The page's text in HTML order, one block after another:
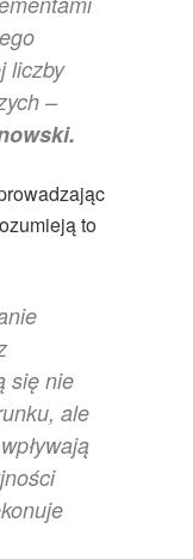
liczby
–
to
się nie
ale